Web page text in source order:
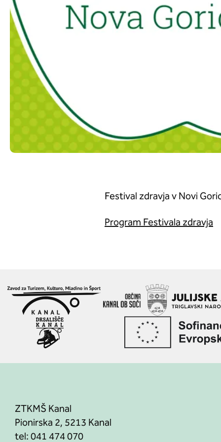
Festival zdravja v Novi
Program Festivala zdravja
ZTKMŠ Kanal
Pionirska 2, 5213 Kanal
tel:041 474 070